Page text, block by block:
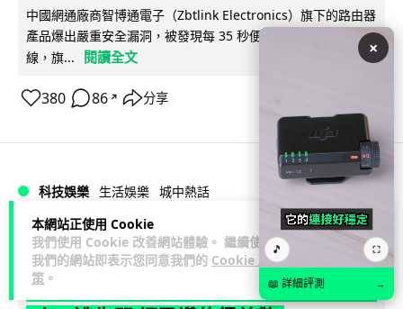
本網站正使用 Cookie
我們使用 Cookie 改善網站體驗。 繼續使用
我們的網站即表示您同意我們的 Cookie 政
策 。
中國網通廠商智博通電子（Zbtlink Electronics）旗下的路由器
產品爆出嚴重安全漏洞，被發現每 35 秒便會與中國伺服器連
線，旗...
閱讀全文
380 86 ↗ 分享
科技娛樂 生活娛樂 城中熱話
Lawton 2 日
熊本地震手術室驚魂片瘋傳 醫護保護病
×
🎵 ⛶
📖 詳細評測 →